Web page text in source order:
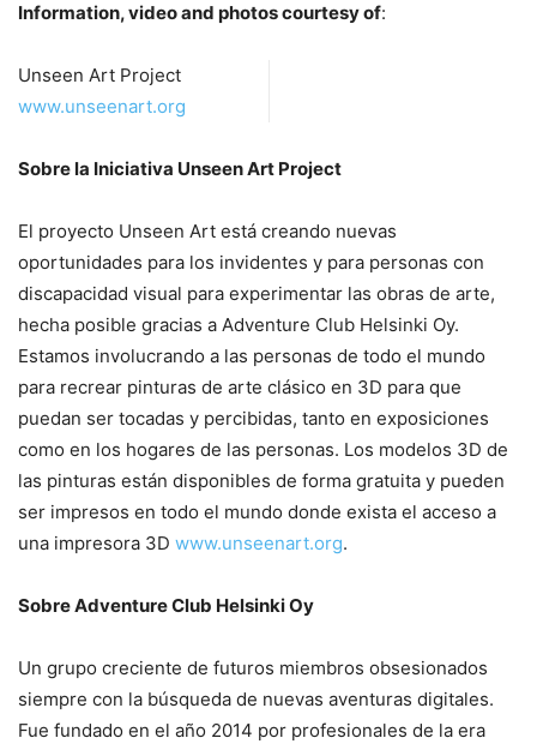
Information, video and photos courtesy of:
Unseen Art Project
www.unseenart.org
Sobre la Iniciativa Unseen Art Project
El proyecto Unseen Art está creando nuevas
oportunidades para los invidentes y para personas con
discapacidad visual para experimentar las obras de arte,
hecha posible gracias a Adventure Club Helsinki Oy.
Estamos involucrando a las personas de todo el mundo
para recrear pinturas de arte clásico en 3D para que
puedan ser tocadas y percibidas, tanto en exposiciones
como en los hogares de las personas. Los modelos 3D de
las pinturas están disponibles de forma gratuita y pueden
ser impresos en todo el mundo donde exista el acceso a
una impresora 3D www.unseenart.org.
Sobre Adventure Club Helsinki Oy
Un grupo creciente de futuros miembros obsesionados
siempre con la búsqueda de nuevas aventuras digitales.
Fue fundado en el año 2014 por profesionales de la era